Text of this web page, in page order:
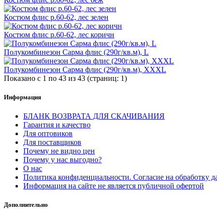
Костюм флис р.60-62, лес зелен
Костюм флис р.60-62, лес коричн
Полукомбинезон Сарма флис (290г/кв.м), L
Полукомбинезон Сарма флис (290г/кв.м), XXXL
Показано с 1 по 43 из 43 (страниц: 1)
Информация
БЛАНК ВОЗВРАТА ДЛЯ СКАЧИВАНИЯ
Гарантия и качество
Для оптовиков
Для поставщиков
Почему не видно цен
Почему у нас выгодно?
О нас
Политика конфиденциальности. Согласие на обработку
Информация на сайте не является публичной офертой
Дополнительно